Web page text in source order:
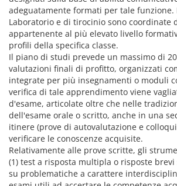
adeguatamente formati per tale funzione.
Laboratorio e di tirocinio sono coordinate
appartenente al più elevato livello
profili della specifica classe.
Il piano di studi prevede un massimo di
valutazioni finali di profitto, organizzati
integrate per più insegnamenti o moduli
verifica di tale apprendimento viene
d'esame, articolate oltre che nelle
dell'esame orale o scritto, anche in una
itinere (prove di autovalutazione e
verificare le conoscenze acquisite.
Relativamente alle prove scritte, gli
(1) test a risposta multipla o risposte
su problematiche a carattere